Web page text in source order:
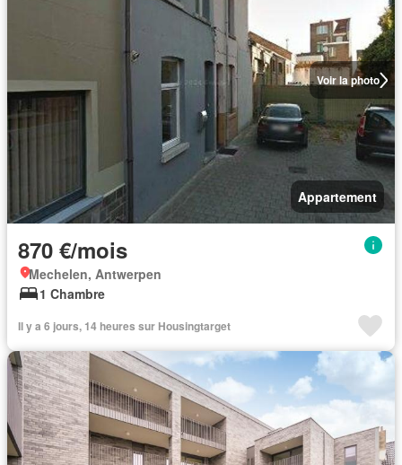
Voir la photo
Appartement
870 €/mois
Mechelen, Antwerpen
1 Chambre
Il y a 6 jours, 14 heures sur Housingtarget